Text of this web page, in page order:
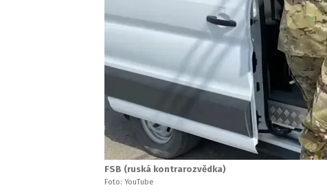
FSB (ruská kontrarozvědka)
Foto: YouTube